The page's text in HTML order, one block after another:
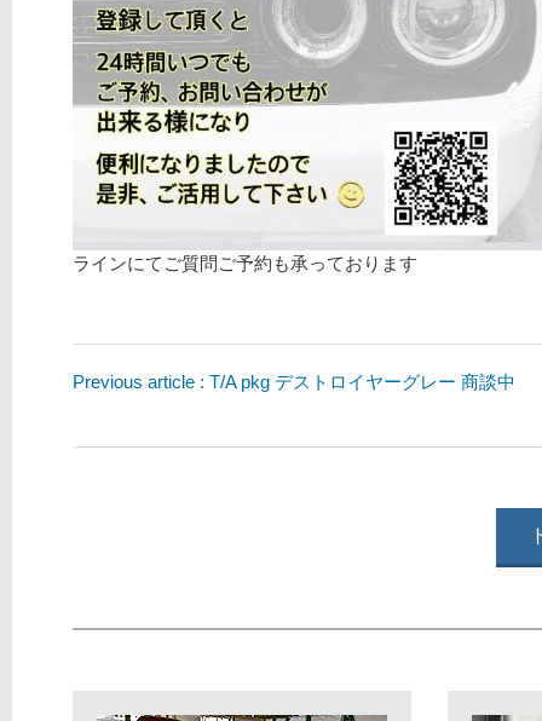
ラインにてご質問ご予約も承っております
Previous article : T/A pkg デストロイヤーグレー 商談中